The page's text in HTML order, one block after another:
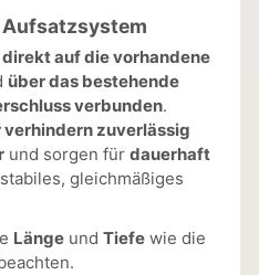
Aufsatzsystem
direkt auf die vorhandene
über das bestehende
verbunden.
zuverlässig
und sorgen für dauerhaft
gleichmäßiges
Länge und Tiefe wie die